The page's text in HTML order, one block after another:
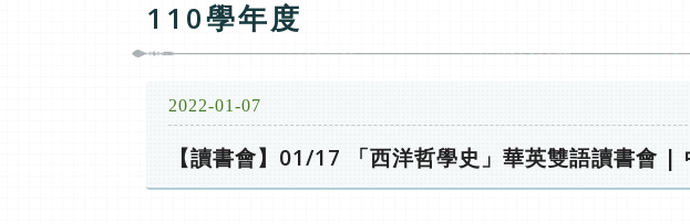
110學年度
2022-01-07
【讀書會】01/17 「西洋哲學史」華英雙語讀書會 |